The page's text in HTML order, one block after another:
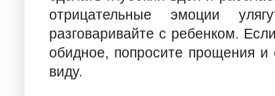
отрицательные эмоции
разговаривайте с ребенком.
обидное, попросите прощения
виду.